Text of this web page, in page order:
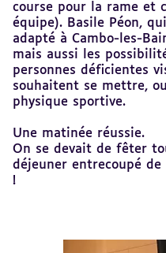
course pour la rame et
équipe). Basile Péon,
adapté à Cambo-les-
mais aussi les
personnes déficientes
souhaitent se mettre,
physique sportive.
Une matinée réussie.
On se devait de fêter
déjeuner entrecoupé
!